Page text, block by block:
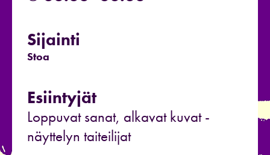
Sijainti
Stoa
Esiintyjät
Loppuvat sanat, alkavat kuvat -
näyttelyn taiteilijat